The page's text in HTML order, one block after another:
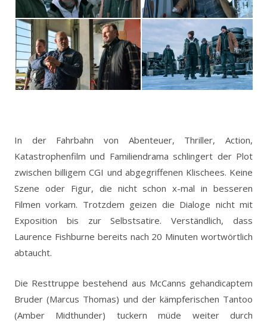
In der Fahrbahn von Abenteuer, Thriller, Action,
Katastrophenfilm und Familiendrama schlingert der Plot
zwischen billigem CGI und abgegriffenen Klischees. Keine
Szene oder Figur, die nicht schon x-mal in besseren
Filmen vorkam. Trotzdem geizen die Dialoge nicht mit
Exposition bis zur Selbstsatire. Verständlich, dass
Laurence Fishburne bereits nach 20 Minuten wortwörtlich
abtaucht.
Die Resttruppe bestehend aus McCanns gehandicaptem
Bruder (Marcus Thomas) und der kämpferischen Tantoo
(Amber Midthunder) tuckern müde weiter durch